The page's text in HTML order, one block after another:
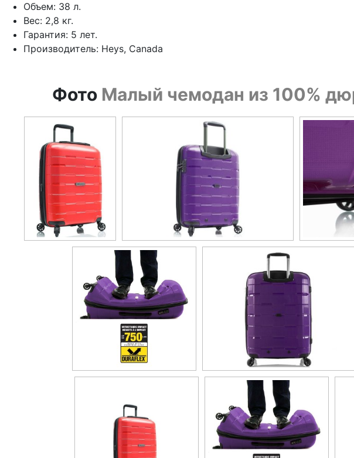
Объем: 38 л.
Вес: 2,8 кг.
Гарантия: 5 лет.
Производитель: Heys, Canada
Фото Малый чемодан из 100%